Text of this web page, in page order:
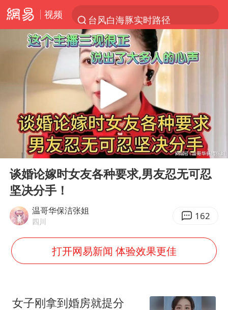
视频
台风白海豚实时路径
中医教你一招提升气血
全球首个长时储能一体化产业园量产
四川宜宾市高县4.9级地震致1人死亡
胜宏科技：股票交易异常波动
U17国足点球大战淘汰河床晋级决赛
胡彦斌获《歌手2026》歌王
38岁演员求职万岁山NPC成功
Play
00:00 11:05
谈婚论嫁时女友各种要求,男友忍无可忍
坚决分手！
温哥华保洁张姐
四川 162
打开网易新闻 体验效果更佳
女子刚拿到婚房就提分